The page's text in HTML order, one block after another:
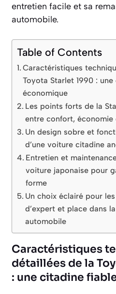
entretien facile et sa
automobile.
Table of Contents
Caractéristiques
Toyota Starlet 1990 :
économique
Les points forts de la
entre confort,
Un design sobre et
d’une voiture citadine
Entretien et
voiture japonaise pour
forme
Un choix éclairé pour
d’expert et place dans
automobile
Caractéristiques
détaillées de la
: une citadine